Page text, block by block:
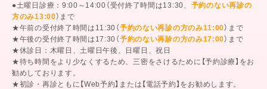
●土曜日診療：9:00～14:00（受付終了時間は13:30、 予約のない再診の
方のみ13:00）まで
★午前の受付終了時間は11:30（予約のない再診の方のみ11:00）まで
★午後の受付終了時間は17:30（予約のない再診の方のみ17:00）まで
★休診日：木曜日、土曜日午後、日曜日、祝日
★待ち時間をより少なくするため、三密をさけるために【予約診療】をお
勧めしております。
★初診・再診ともに【Web予約】または【電話予約】をお勧めします。